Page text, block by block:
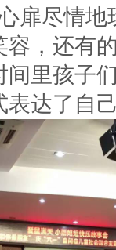
扉尽情
容，还有
里孩子
达了自